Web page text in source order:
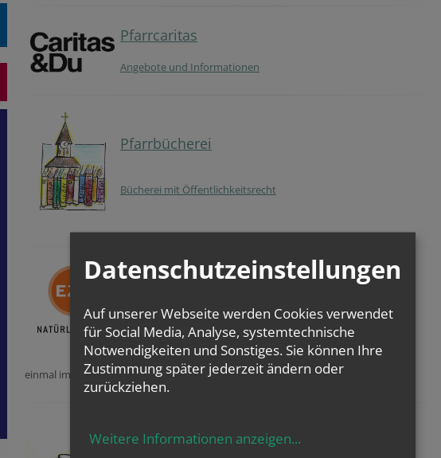
Pfarrcaritas
Angebote und Informationen
Pfarrbücherei
Bücherei mit Öffentlichkeitsrecht
EZA-Markt
einmal im Monat nach dem Sonntagsgottesdienst in der Pfarrkirche
Komm ins Pfarrkaffee
Datenschutzeinstellungen
Auf unserer Webseite werden Cookies verwendet
für Social Media, Analyse, systemtechnische
Notwendigkeiten und Sonstiges. Sie können Ihre
Zustimmung später jederzeit ändern oder
zurückziehen.
Weitere Informationen anzeigen...